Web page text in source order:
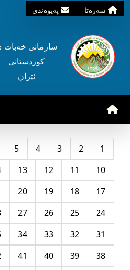
سه‌ره‌تا په‌یوه‌ندی
سازمانی خه‌بات
کوردستانی
ئێران
1
2
3
4
5
10
11
12
13
17
18
19
20
24
25
26
27
31
32
33
34
38
39
40
41